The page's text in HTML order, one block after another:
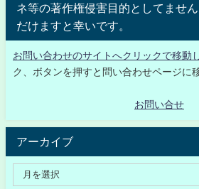
ネ等の著作権侵害目的としてませ
だけますと幸いです。
お問い合わせのサイトへクリックで移動
ク、ボタンを押すと問い合わせページに
お問い合せ
アーカイブ